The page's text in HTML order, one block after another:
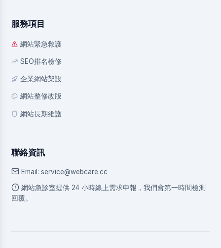
服務項目
網站緊急救護
SEO排名檢修
企業網站架設
網站整修改版
網站長期維護
聯絡資訊
Email: service@webcare.cc
網站急診室提供 24 小時線上需求申報，我們會第一時間檢測
回覆。